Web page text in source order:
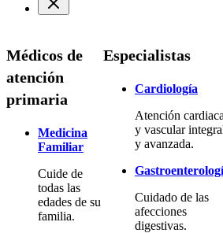
Médicos de
atención
primaria
Medicina
Familiar
Cuide de
todas las
edades de su
familia.
Especialistas
Cardiología
Atención cardiaca
y vascular
y avanzada.
Cuidado de las
afecciones
digestivas.